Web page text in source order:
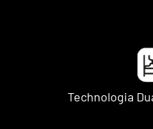
Technologia